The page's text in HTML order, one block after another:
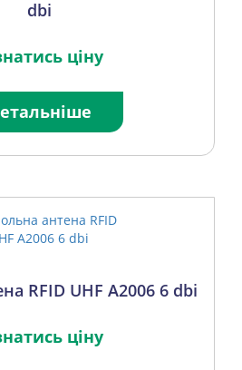
dbi
ціну
RFID UHF A2006 6 dbi
ціну